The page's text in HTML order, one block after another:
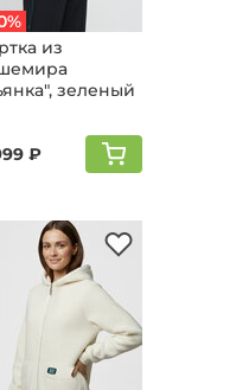
из
зеленый
₽